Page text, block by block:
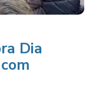
Dia